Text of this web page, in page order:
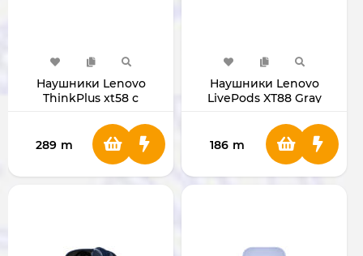
Наушники Lenovo
ThinkPlus xt58 с
289 m
Наушники Lenovo
LivePods XT88 Gray
186 m